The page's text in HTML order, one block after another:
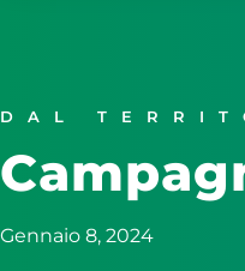
DAL
Gennaio 8, 2024